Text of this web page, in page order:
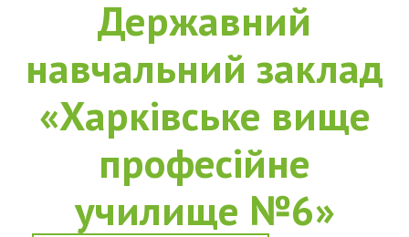
Державний
навчальний заклад
«Харківське вище
професійне
училище №6»